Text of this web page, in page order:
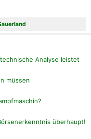
Analyse leistet
müssen
überhaupt!